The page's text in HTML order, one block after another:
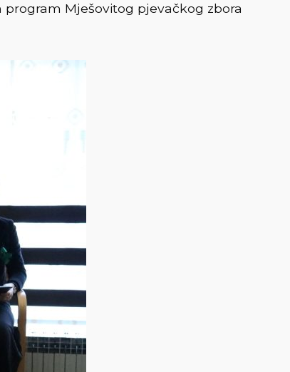
Mješovitog pjevačkog zbora